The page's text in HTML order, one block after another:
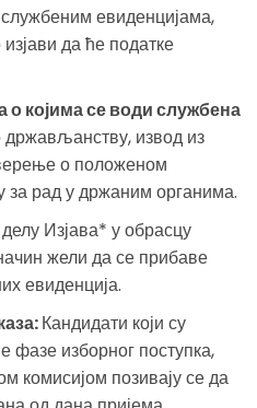
евиденцијама,
да ће податке
којима се води службена
извод из
о положеном
за рад у држаним органима.
Изјава* у обрасцу
жели да се прибаве
евиденција.
Кандидати који су
изборног поступка,
комисијом позивају се да